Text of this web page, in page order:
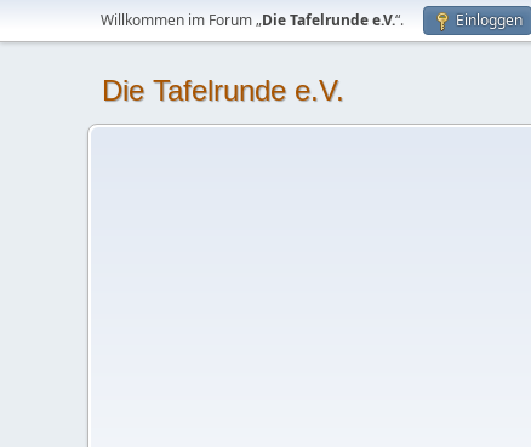
Willkommen im Forum „Die Tafelrunde e.V.“. Einloggen
Die Tafelrunde e.V.